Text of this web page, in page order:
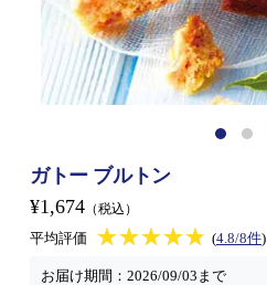
ガトー ブルトン
¥1,674 （税込）
平均評価 ★★★★★
★★★★★ (4.8/8件)
お届け期間： 2026/09/03まで